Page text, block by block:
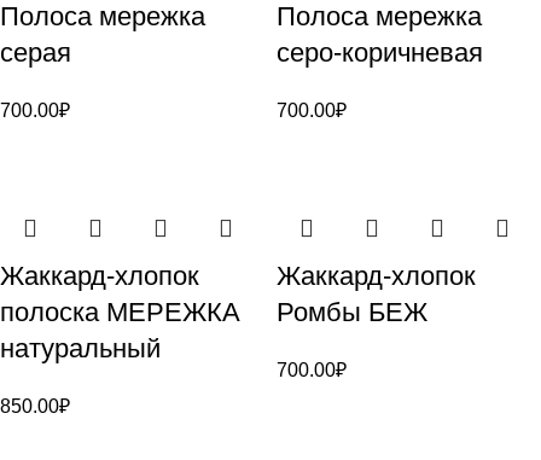
Полоса мережка
серая
700.00₽
Полоса мережка
серо-коричневая
700.00₽
Жаккард-хлопок
полоска МЕРЕЖКА
натуральный
850.00₽
Жаккард-хлопок
Ромбы БЕЖ
700.00₽